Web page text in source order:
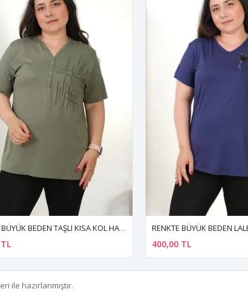
RENKTE BÜYÜK BEDEN TAŞLI KISA KOL HAKİ BLUZ RENKTE BÜYÜK BEDEN LALE DESENLİ TAŞLI KISA KOL LACİVERT BLUZ
ile hazırlanmıştır.